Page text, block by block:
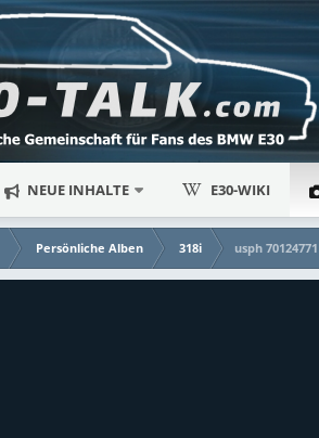
NEUE INHALTE E30-WIKI
Persönliche Alben 318i usph